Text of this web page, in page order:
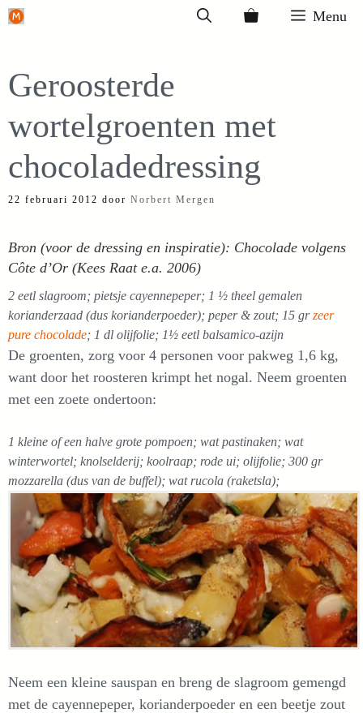
Ga
inhoud
Menu
Geroosterde
wortelgroenten met
chocoladedressing
22 februari 2012 door Norbert Mergen
Bron (voor de dressing en inspiratie): Chocolade volgens
Côte d’Or (Kees Raat e.a. 2006)
2 eetl slagroom; pietsje cayennepeper; 1 ½ theel gemalen
korianderzaad (dus korianderpoeder); peper & zout; 15 grzeer
pure chocolade; 1 dl olijfolie; 1½ eetl balsamico-azijn
De groenten, zorg voor 4 personen voor pakweg 1,6 kg,
want door het roosteren krimpt het nogal. Neem groenten
met een zoete ondertoon:
1 kleine of een halve grote pompoen; wat pastinaken; wat
winterwortel; knolselderij; koolraap; rode ui; olijfolie; 300 gr
mozzarella (dus van de buffel); wat rucola (raketsla);
Neem een kleine sauspan en breng de slagroom gemengd
met de cayennepeper, korianderpoeder en een beetje zout